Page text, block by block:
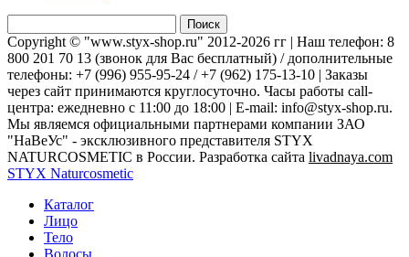
Copyright © "www.styx-shop.ru" 2012-2026 гг | Наш телефон: 8
800 201 70 13 (звонок для Вас бесплатный) / дополнительные
телефоны: +7 (996) 955-95-24 / +7 (962) 175-13-10 | Заказы
через сайт принимаются круглосуточно. Часы работы call-
центра: ежедневно с 11:00 до 18:00 | E-mail: info@styx-shop.ru.
Мы являемся официальными партнерами компании ЗАО
"НаВеУс" - эксклюзивного представителя STYX
NATURCOSMETIC в России. Разработка сайта livadnaya.com
STYX Naturcosmetic
Каталог
Лицо
Тело
Волосы